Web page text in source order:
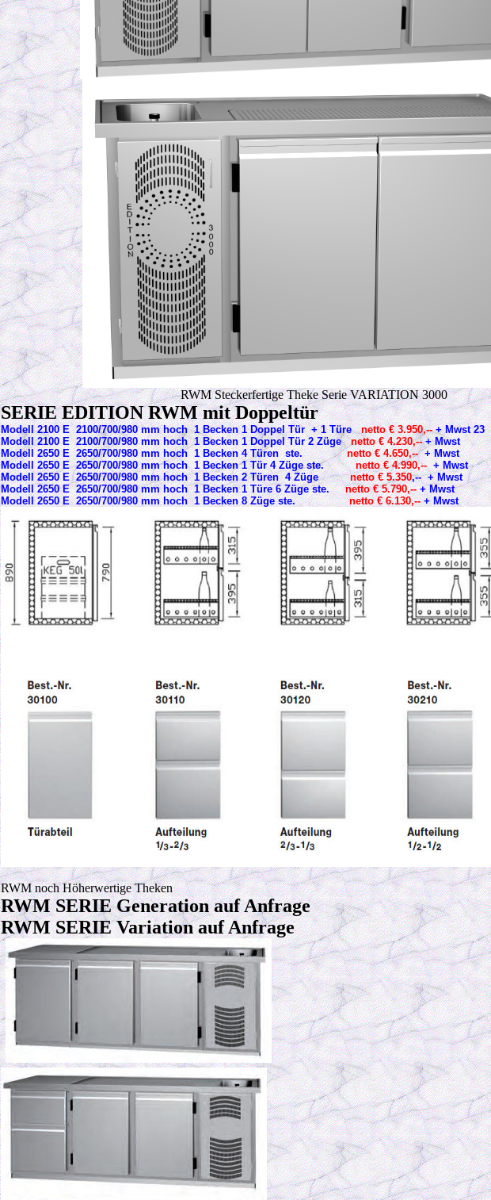
RWMSteckerfertige Theke SerieVARIATION 3000
SERIE EDITION RWM mit Doppeltür
Modell 2100 E 2100/700/980 mm hoch 1 Becken 1 Doppel Tür + 1 Türenetto € 3.950,--+ Mwst 23
Modell 2100 E 2100/700/980 mm hoch 1 Becken 1 Doppel Tür 2 Zügenetto € 4.230,--+ Mwst
Modell 2650 E 2650/700/980 mm hoch 1 Becken 4 Türen ste. netto € 4.650,--+ Mwst
Modell 2650 E 2650/700/980 mm hoch 1 Becken 1 Tür 4 Züge ste.
netto € 4.990,--+ Mwst
Modell 2650 E 2650/700/980 mm hoch 1 Becken 2 Türen 4 Zügenetto € 5.350,-- + Mwst
Modell 2650 E 2650/700/980 mm hoch 1 Becken 1 Türe 6 Züge ste. netto € 5.790,--+ Mwst
Modell 2650 E 2650/700/980 mm hoch 1 Becken 8 Züge ste. netto € 6.130,--+ Mwst
RWM noch Höherwertige Theken
RWM SERIE Generation auf Anfrage
RWM SERIE Variation auf Anfrage